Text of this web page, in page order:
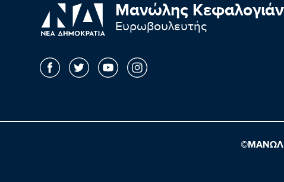
Μανώλης
Ευρωβουλευτής